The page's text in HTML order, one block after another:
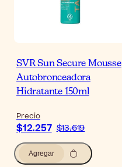
SVR Sun Secure Mousse
Autobronceadora
Hidratante 150ml
Precio
$12.257 $13.619
Agregar